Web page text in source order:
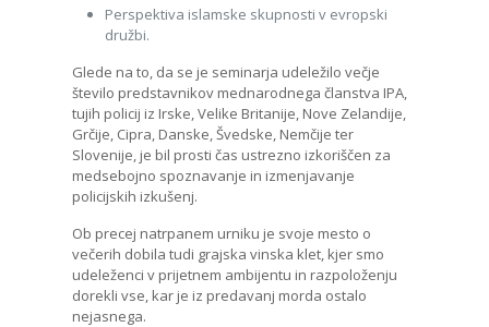
Perspektiva islamske skupnosti v evropski
družbi.
Glede na to, da se je seminarja udeležilo večje
število predstavnikov mednarodnega članstva IPA,
tujih policij iz Irske, Velike Britanije, Nove Zelandije,
Grčije, Cipra, Danske, Švedske, Nemčije ter
Slovenije, je bil prosti čas ustrezno izkoriščen za
medsebojno spoznavanje in izmenjavanje
policijskih izkušenj.
Ob precej natrpanem urniku je svoje mesto o
večerih dobila tudi grajska vinska klet, kjer smo
udeleženci v prijetnem ambijentu in razpoloženju
dorekli vse, kar je iz predavanj morda ostalo
nejasnega.